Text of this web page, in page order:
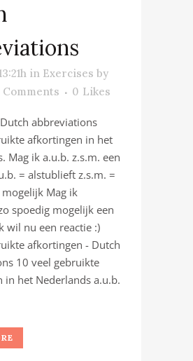
in Exercises by
Comments 0 Likes
abbreviations
afkortingen in het
Mag ik a.u.b. z.s.m. een
= alstublieft z.s.m. =
Mag ik
spoedig mogelijk een
wil nu een reactie :)
afkortingen - Dutch
10 veel gebruikte
in het Nederlands a.u.b.